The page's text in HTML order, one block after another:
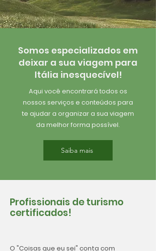
Somos especializados em
deixar a sua viagem para
Itália inesquecível!
Aqui você encontrará todos os
nossos serviços e conteúdos para
te ajudar a organizar a sua viagem
da melhor forma possível.
Saiba mais
Profissionais de turismo
certificados!
O "Coisas que eu sei" conta com